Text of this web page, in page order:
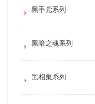
黑手党系列
黑暗之魂系列
黑相集系列